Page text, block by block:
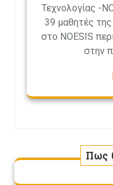
Τεχνολογίας -
39 μαθητές
στο NOESIS
στην
Πως